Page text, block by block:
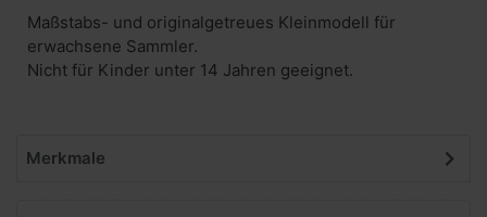
Maßstabs- und originalgetreues Kleinmodell für
erwachsene Sammler.
Nicht für Kinder unter 14 Jahren geeignet.
Merkmale